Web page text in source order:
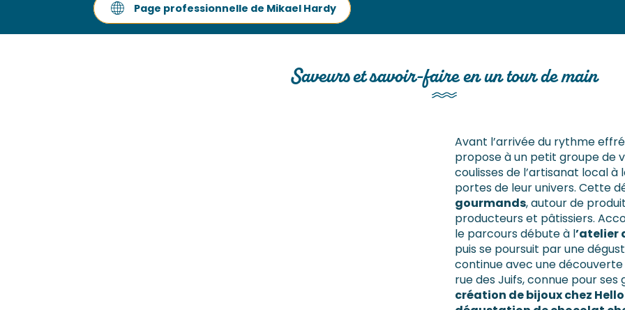
Page professionnelle de Mikael Hardy
Saveurs et savoir-faire en un tour de main
Avant l’arrivée du rythme
propose à un petit groupe de
coulisses de l’artisanat local
portes de leur univers. Cette
gourmands, autour de
producteurs et pâtissiers.
le parcours débute à l’atelier
puis se poursuit par une
continue avec une
rue des Juifs, connue pour
création de bijoux chez